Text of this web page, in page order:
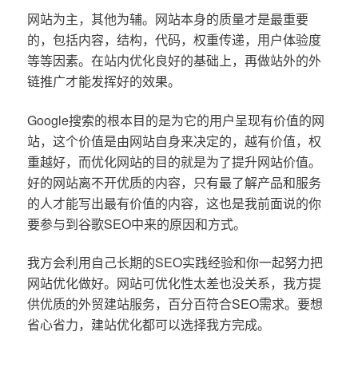
网站为主，其他为辅。网站本身的质量才是最重要
的，包括内容，结构，代码，权重传递，用户体验度
等等因素。在站内优化良好的基础上，再做站外的外
链推广才能发挥好的效果。
Google搜索的根本目的是为它的用户呈现有价值的网
站，这个价值是由网站自身来决定的，越有价值，权
重越好，而优化网站的目的就是为了提升网站价值。
好的网站离不开优质的内容，只有最了解产品和服务
的人才能写出最有价值的内容，这也是我前面说的你
要参与到谷歌SEO中来的原因和方式。
我方会利用自己长期的SEO实践经验和你一起努力把
网站优化做好。网站可优化性太差也没关系，我方提
供优质的外贸建站服务，百分百符合SEO需求。要想
省心省力，建站优化都可以选择我方完成。